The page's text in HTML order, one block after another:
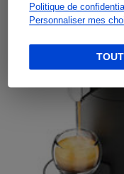
Politique de
Personnaliser mes